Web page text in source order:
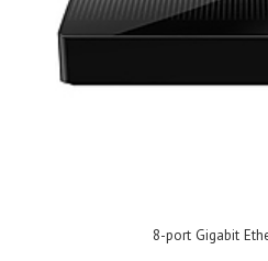
8-port Gigabit